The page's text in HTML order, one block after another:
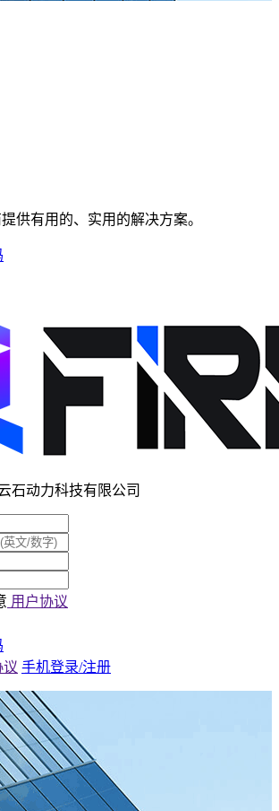
供有用的、实用的解决方案。
石动力科技有限公司
用户协议
议 手机登录/注册